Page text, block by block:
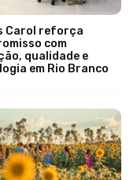
Carol reforça
com
qualidade e
em Rio Branco